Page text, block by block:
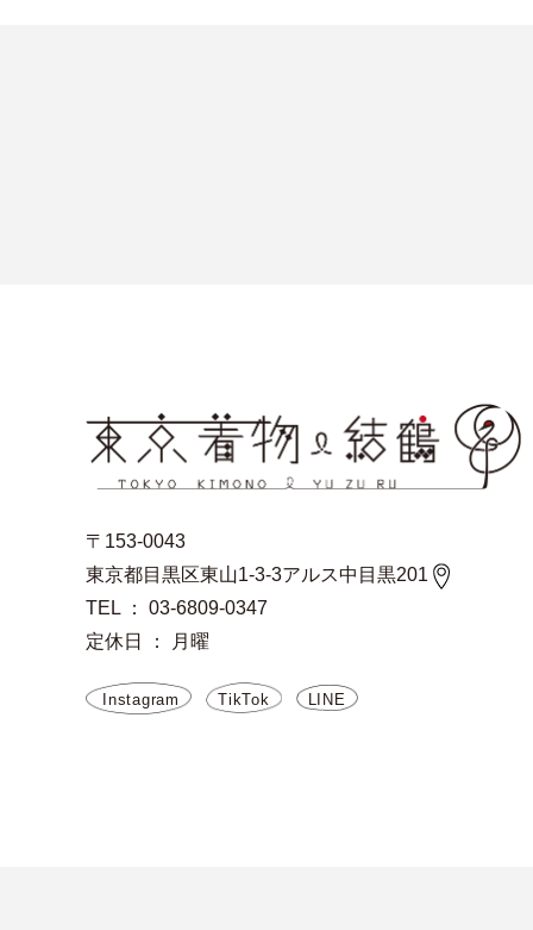
〒153-0043
東京都目黒区東山1-3-3アルス中目黒201
TEL ： 03-6809-0347
定休日 ： 月曜
Instagram TikTok LINE